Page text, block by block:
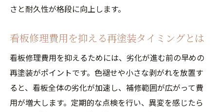
さと耐久性が格段に向上します。
看板修理費用を抑える再塗装タイミングとは
看板修理費用を抑えるためには、劣化が進む前の早めの
再塗装がポイントです。色褪せや小さな剥がれを放置す
ると、看板全体の劣化が加速し、補修範囲が広がって費
用が増大します。定期的な点検を行い、異変を感じたら